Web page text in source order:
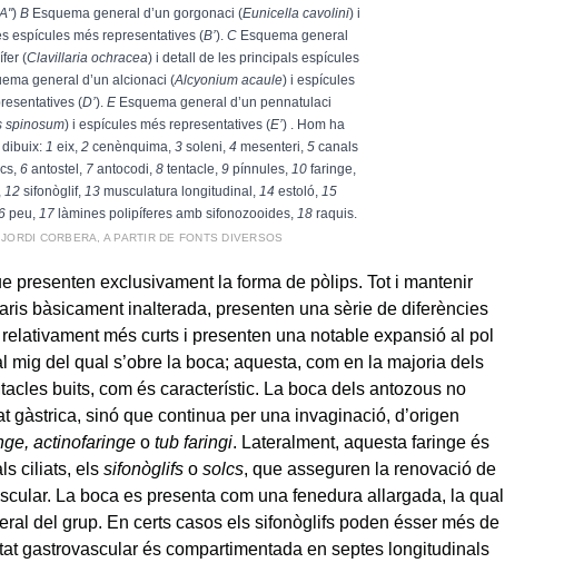
) BEsquema general d’un gorgonaci (Eunicella cavolini) i
espícules més representatives (B’).C Esquema general
(Clavillaria ochracea) i detall de les principals espícules
general d’un alcionaci (Alcyonium acaule) i espícules
(D’).E Esquema general d’un pennatulaci
spinosum) i espícules més representatives (E’) . Hom ha
dibuix:1 eix,2 cenènquima,3 soleni,4 mesenteri,5 canals
6 antostel, 7 antocodi,8 tentacle,9 pínnules,10 faringe,
12sifonòglif, 13musculatura longitudinal, 14 estoló, 15
peu,17 làmines polipíferes amb sifonozooides,18 raquis.
JORDI CORBERA, A PARTIR DE FONTS DIVERSOS
presenten exclusivament la forma de pòlips. Tot i mantenir
bàsicament inalterada, presenten una sèrie de diferències
més curts i presenten una notable expansió al pol
mig del qual s’obre la boca; aquesta, com en la majoria dels
buits, com és característic. La boca dels antozous no
gàstrica, sinó que continua per una invaginació, d’origen
actinofaringe otub faringi. Lateralment, aquesta faringe és
ciliats, elssifonòglifs osolcs, que asseguren la renovació de
La boca es presenta com una fenedura allargada, la qual
del grup. En certs casos els sifonòglifs poden ésser més de
gastrovascular és compartimentada en septes longitudinals